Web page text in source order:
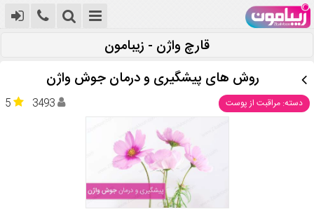
قارچ واژن - زیبامون
روش های پیشگیری و درمان جوش واژن
دسته: مراقبت از پوست 5 3493